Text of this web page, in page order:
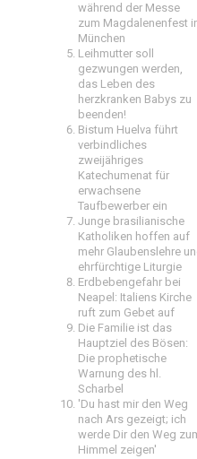
während der Messe
zum Magdalenenfest
München
Leihmutter soll
gezwungen werden,
das Leben des
herzkranken Babys zu
beenden!
Bistum Huelva führt
verbindliches
zweijähriges
Katechumenat für
erwachsene
Taufbewerber ein
Junge brasilianische
Katholiken hoffen auf
mehr Glaubenslehre
ehrfürchtige Liturgie
Erdbebengefahr bei
Neapel: Italiens Kirche
ruft zum Gebet auf
Die Familie ist das
Hauptziel des Bösen:
Die prophetische
Warnung des hl.
Scharbel
'Du hast mir den Weg
nach Ars gezeigt; ich
werde Dir den Weg
Himmel zeigen'